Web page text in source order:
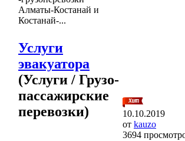
Алматы-Костанай и
Костанай-...
Услуги
эвакуатора
(Услуги / Грузо-
пассажирские
перевозки)
10.10.2019
от kauzo
3694